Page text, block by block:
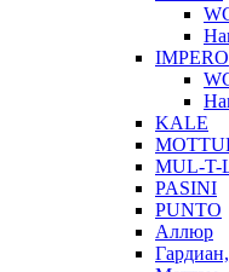
IMPERO
KALE
MUL-T-
PASINI
PUNTO
Аллюр